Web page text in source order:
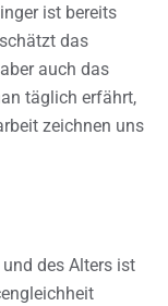
ist bereits
das
auch das
täglich erfährt,
zeichnen uns
des Alters ist